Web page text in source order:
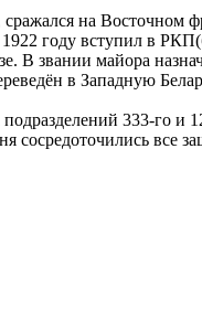
на Восточном
году вступил в
звании майора
в Западную
333-го и
сосредоточились все